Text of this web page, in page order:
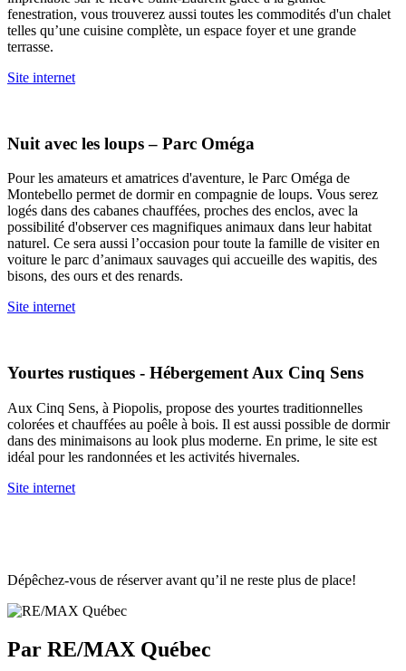
fenestration, vous trouverez aussi toutes les commodités d'un chalet
telles qu’une cuisine complète, un espace foyer et une grande
terrasse.
Site internet
Nuit avec les loups – Parc Oméga
Pour les amateurs et amatrices d'aventure, le Parc Oméga de
Montebello permet de dormir en compagnie de loups. Vous serez
logés dans des cabanes chauffées, proches des enclos, avec la
possibilité d'observer ces magnifiques animaux dans leur habitat
naturel. Ce sera aussi l’occasion pour toute la famille de visiter en
voiture le parc d’animaux sauvages qui accueille des wapitis, des
bisons, des ours et des renards.
Site internet
Yourtes rustiques - Hébergement Aux Cinq Sens
Aux Cinq Sens, à Piopolis, propose des yourtes traditionnelles
colorées et chauffées au poêle à bois. Il est aussi possible de dormir
dans des minimaisons au look plus moderne. En prime, le site est
idéal pour les randonnées et les activités hivernales.
Site internet
Dépêchez-vous de réserver avant qu’il ne reste plus de place!
Par RE/MAX Québec